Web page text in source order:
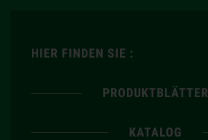
HIER FINDEN SIE :
PRODUKTBLÄTTER
KATALOG